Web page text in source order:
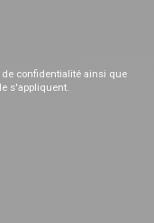
de confidentialitéainsi que
s'appliquent.